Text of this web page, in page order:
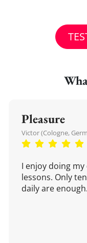
Pleasure
Victor (Cologne,
I enjoy doing
lessons. Only
daily are